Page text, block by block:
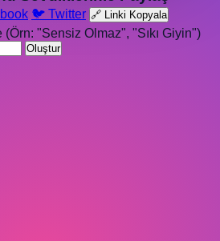
🐦 Twitter 🔗 Linki Kopyala
(Örn: "Sensiz Olmaz", "Sıkı Giyin")
Oluştur